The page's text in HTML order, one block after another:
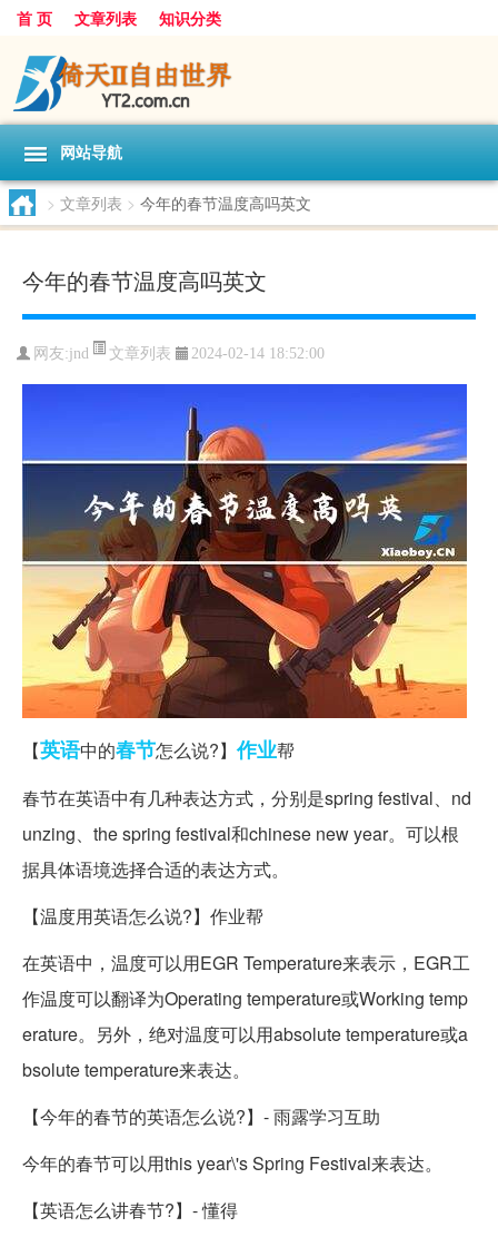
首 页 文章列表 知识分类
网站导航
> 文章列表 > 今年的春节温度高吗英文
今年的春节温度高吗英文
网友:jnd 文章列表 2024-02-14 18:52:00
【英语中的春节怎么说?】作业帮
春节在英语中有几种表达方式，分别是spring festival、nd
unzing、the spring festival和chinese new year。可以根
据具体语境选择合适的表达方式。
【温度用英语怎么说?】作业帮
在英语中，温度可以用EGR Temperature来表示，EGR工
作温度可以翻译为Operating temperature或Working temp
erature。另外，绝对温度可以用absolute temperature或a
bsolute temperature来表达。
【今年的春节的英语怎么说?】- 雨露学习互助
今年的春节可以用this year\'s Spring Festival来表达。
【英语怎么讲春节?】- 懂得